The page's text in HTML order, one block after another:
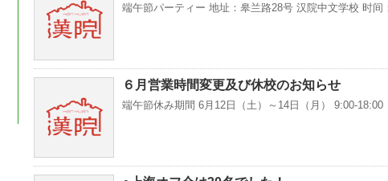
端午節パーティー 地址：皋兰路28号 汉院中文学校 时
６月営業時間変更及び休校のお知らせ
端午節休み期間 6月12日（土）～14日（月） 9:00-